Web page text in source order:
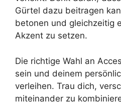
Gürtel dazu beitragen
betonen und gleichzeitig
Akzent zu setzen.
Die richtige Wahl an
sein und deinem
verleihen. Trau dich,
miteinander zu